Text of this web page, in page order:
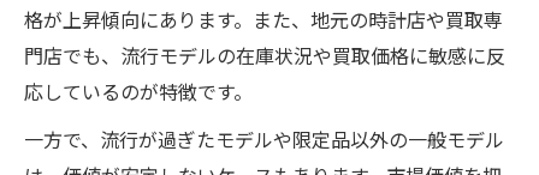
格が上昇傾向にあります。また、地元の時計店や買取専
門店でも、流行モデルの在庫状況や買取価格に敏感に反
応しているのが特徴です。
一方で、流行が過ぎたモデルや限定品以外の一般モデル